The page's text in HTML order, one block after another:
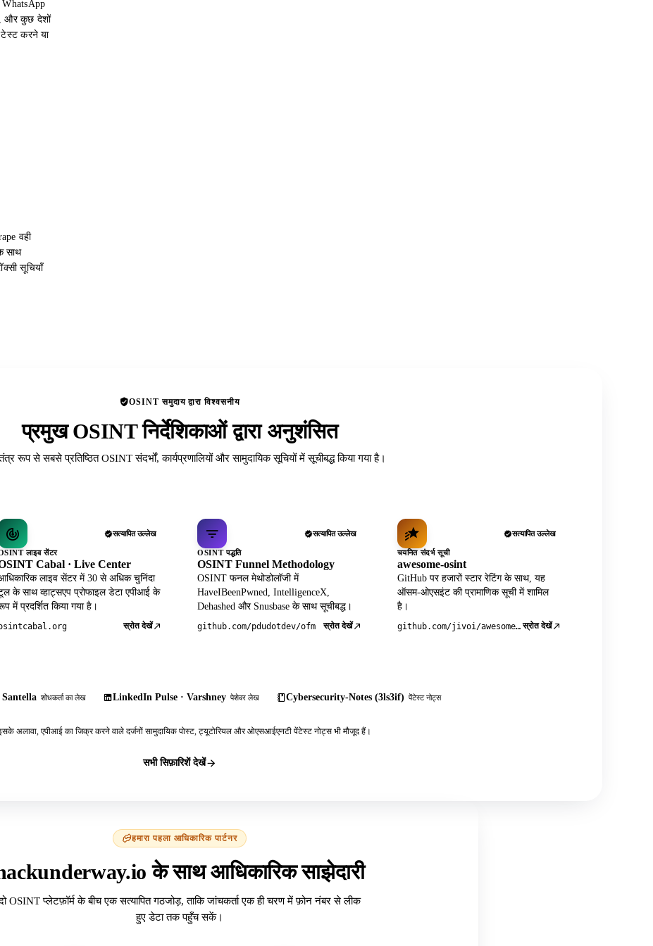
WhatsApp
और कुछ देशों
करने या
वही
साथ
सूचियाँ
OSINT समुदाय द्वारा विश्वसनीय
प्रमुख OSINT निर्देशिकाओं द्वारा अनुशंसित
रूप से सबसे प्रतिष्ठित OSINT संदर्भों, कार्यप्रणालियों और सामुदायिक सूचियों में सूचीबद्ध किया गया है।
सत्यापित उल्लेख
लाइव सेंटर
Cabal · Live Center
लाइव सेंटर में 30 से अधिक चुनिंदा
के साथ व्हाट्सएप प्रोफाइल डेटा एपीआई के
में प्रदर्शित किया गया है।
स्रोत देखें
सत्यापित उल्लेख
OSINT पद्धति
OSINT Funnel Methodology
OSINT फनल मेथोडोलॉजी में
HaveIBeenPwned, IntelligenceX,
Dehashed और Snusbase के साथ सूचीबद्ध।
github.com/pdudotdev/ofm स्रोत देखें
सत्यापित उल्लेख
चयनित संदर्भ सूची
awesome-osint
GitHub पर हजारों स्टार रेटिंग के साथ, यह
ऑसम-ओएसइंट की प्रामाणिक सूची में शामिल
है।
github.com/jivoi/awesome-osint स्रोत देखें
शोधकर्ता का लेख LinkedIn Pulse · Varshney पेशेवर लेख Cybersecurity-Notes (3ls3if) पेंटेस्ट नोट्स
अलावा, एपीआई का जिक्र करने वाले दर्जनों सामुदायिक पोस्ट, ट्यूटोरियल और ओएसआईएनटी पेंटेस्ट नोट्स भी मौजूद हैं।
सभी सिफ़ारिशें देखें
हमारा पहला आधिकारिक पार्टनर
के साथ आधिकारिक साझेदारी
OSINT प्लेटफ़ॉर्म के बीच एक सत्यापित गठजोड़, ताकि जांचकर्ता एक ही चरण में फ़ोन नंबर से लीक
हुए डेटा तक पहुँच सकें।